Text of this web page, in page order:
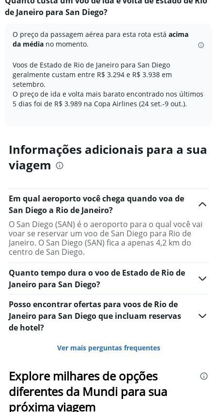
Range:
12
The
chart
has
Y
axis
displaying
values.
Range:
de Janeiro para San Diego?
O preço da passagem aérea para esta rota está acima
da média no momento.
Voos de Estado de Rio de Janeiro para San Diego
geralmente custam entre R$ 3.294 e R$ 3.938 em
setembro.
O preço de ida e volta mais barato encontrado nos últimos
5 dias foi de R$ 3.989 na Copa Airlines (24 set.-9 out.).
Informações adicionais para a sua
viagem
Em qual aeroporto você chega quando voa de
San Diego a Rio de Janeiro?
O San Diego (SAN) é o aeroporto para o qual você vai
voar se reservar um voo de San Diego para Rio de
Janeiro. O San Diego (SAN) fica a apenas 4,2 km do
centro de San Diego.
Quanto tempo dura o voo de Estado de Rio de
Janeiro para San Diego?
Posso encontrar ofertas para voos de Rio de
Janeiro para San Diego que incluam reservas
de hotel?
Ver mais perguntas frequentes
Explore milhares de opções
diferentes da Mundi para sua
próxima viagem